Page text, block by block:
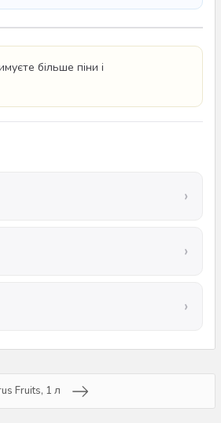
більше піни і
Fruits, 1 л